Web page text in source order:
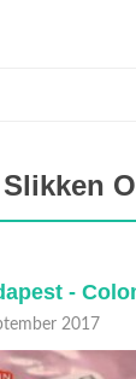
- Suriname
2017